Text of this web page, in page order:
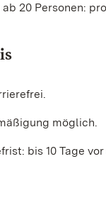
20 Personen:
möglich.
bis 10 Tage